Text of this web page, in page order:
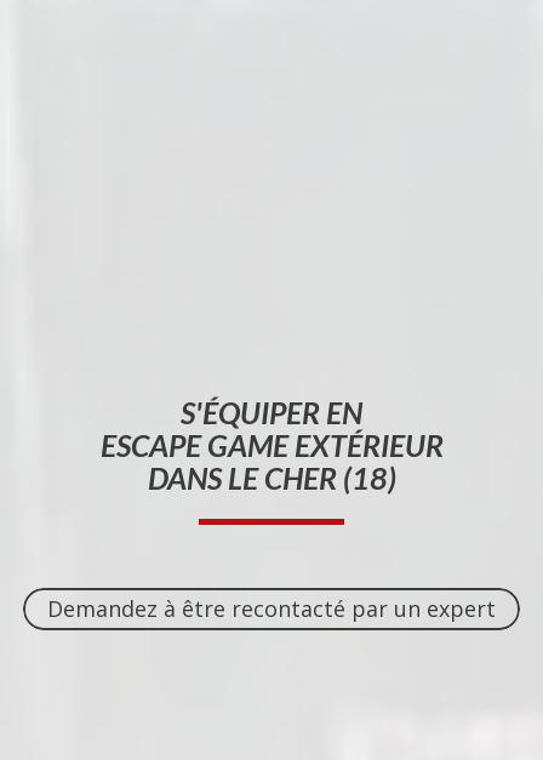
S'ÉQUIPER EN
ESCAPE GAME EXTÉRIEUR
DANS LE CHER (18)
Demandez à être recontacté par un expert